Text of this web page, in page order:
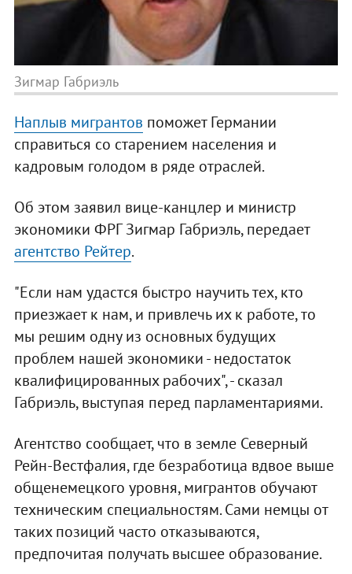
Зигмар Габриэль
Наплыв мигрантов поможет Германии
справиться со старением населения и
кадровым голодом в ряде отраслей.
Об этом заявил вице-канцлер и министр
экономики ФРГ Зигмар Габриэль, передает
агентство Рейтер.
"Если нам удастся быстро научить тех, кто
приезжает к нам, и привлечь их к работе, то
мы решим одну из основных будущих
проблем нашей экономики - недостаток
квалифицированных рабочих", - сказал
Габриэль, выступая перед парламентариями.
Агентство сообщает, что в земле Северный
Рейн-Вестфалия, где безработица вдвое выше
общенемецкого уровня, мигрантов обучают
техническим специальностям. Сами немцы от
таких позиций часто отказываются,
предпочитая получать высшее образование.